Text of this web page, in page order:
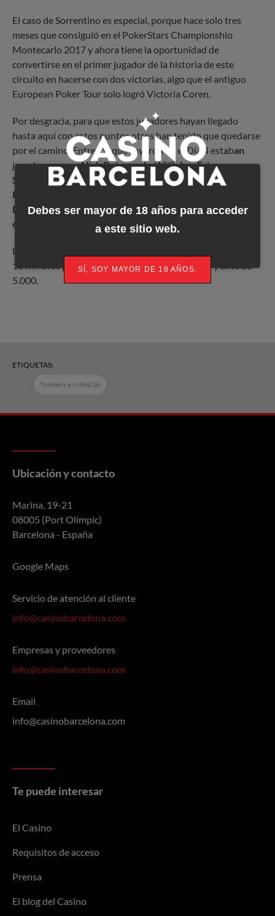
El caso de Sorrentino es especial, porque hace solo tres
meses que consiguió en el PokerStars Championshio
Montecarlo 2017 y ahora tiene la oportunidad de
convertirse en el primer jugador de la historia de este
circuito en hacerse con dos victorias, algo que el antiguo
European Poker Tour solo logró Victoria Coren.
Por desgracia, para que estos jugadores hayan llegado
hasta aquí con estos puntos otros han tenido que quedarse
por el camino. Entre los que cayeron en el Día 4 estaban
jugadores comoNick Petrangelo(19.º),Jan-Eric
Schwippert(33.º), el español Ramón Miquel Muñoz
Patrick Leonard
D’Auteuil(55.º),Matas Cimbolas (58.º), o los también
españoles
(63.º) y José Ángel Latorre
La penúltima jornada de juego comenzará a las 12:00h con
10 minutos por delante del nivel 25.000/50.000 y ante de
5.000.
ETIQUETAS:
Torneos y crónicas
Ubicación y contacto
Marina, 19-21
08005 (Port Olímpic)
Barcelona - España
Google Maps
Servicio de atención al cliente
info@casinobarcelona.com
Empresas y proveedores
info@casinobarcelona.com
Email
info@casinobarcelona.com
Te puede interesar
El Casino
Requisitos de acceso
Prensa
El blog del Casino
Debes ser mayor de 18 años para acceder
a este sitio web.
SÍ, SOY MAYOR DE 18 AÑOS.